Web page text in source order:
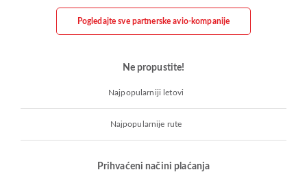
Pogledajte sve partnerske avio-kompanije
Ne propustite!
Najpopularniji letovi
Najpopularnije rute
Prihvaćeni načini plaćanja